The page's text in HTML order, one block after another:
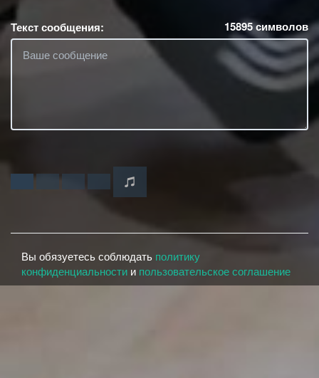
Текст сообщения: 15895символов
Вы обязуетесь соблюдать политику
конфиденциальности и пользовательское соглашение